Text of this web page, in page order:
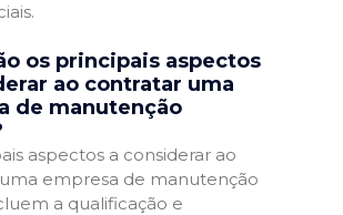
os principais aspectos
ao contratar uma
de manutenção
aspectos a considerar ao
empresa de manutenção
a qualificação e